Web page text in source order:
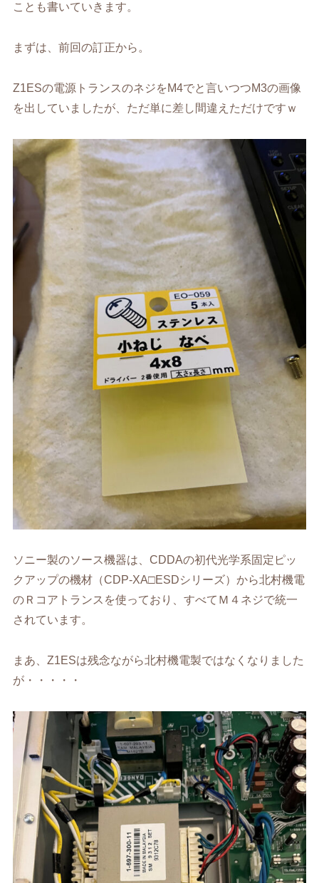
ことも書いていきます。
まずは、前回の訂正から。
Z1ESの電源トランスのネジをM4でと言いつつM3の画像
を出していましたが、ただ単に差し間違えただけですｗ
ソニー製のソース機器は、CDDAの初代光学系固定ピッ
クアップの機材（CDP-XA□ESDシリーズ）から北村機電
のＲコアトランスを使っており、すべてＭ４ネジで統一
されています。
まあ、Z1ESは残念ながら北村機電製ではなくなりました
が・・・・・